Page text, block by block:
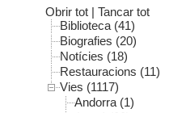
Obrir tot | Tancar tot
Biblioteca (41)
Biografies (20)
Notícies (18)
Restauracions (11)
Vies (1117)
Andorra (1)